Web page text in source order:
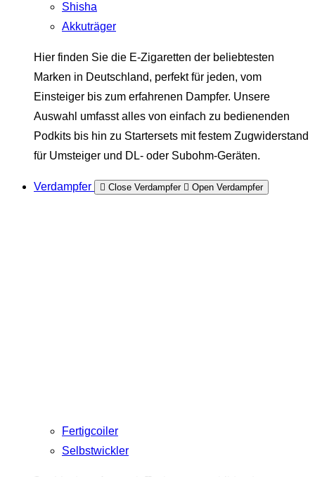
Shisha
Akkuträger
Hier finden Sie die E-Zigaretten der beliebtesten
Marken in Deutschland, perfekt für jeden, vom
Einsteiger bis zum erfahrenen Dampfer. Unsere
Auswahl umfasst alles von einfach zu bedienenden
Podkits bis hin zu Startersets mit festem Zugwiderstand
für Umsteiger und DL- oder Subohm-Geräten.
Verdampfer Close Verdampfer Open Verdampfer
Fertigcoiler
Selbstwickler